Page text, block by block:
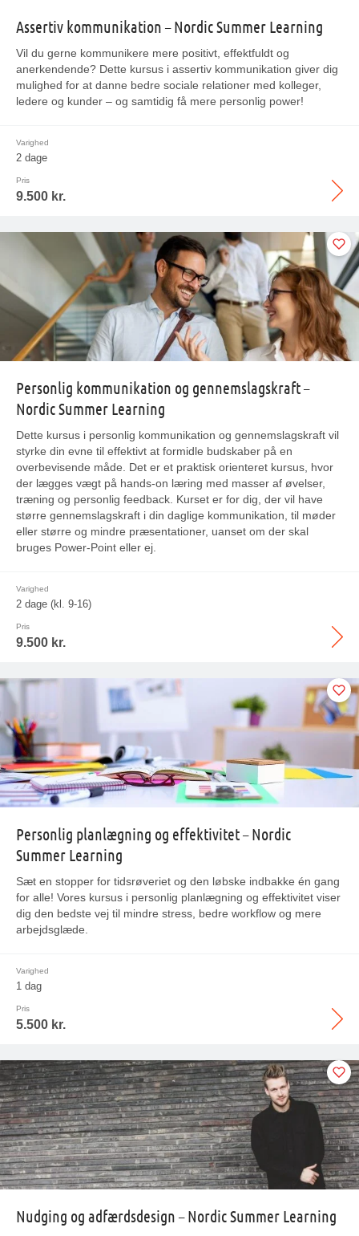
Assertiv kommunikation – Nordic Summer Learning
Vil du gerne kommunikere mere positivt, effektfuldt og
anerkendende? Dette kursus i assertiv kommunikation giver dig
mulighed for at danne bedre sociale relationer med kolleger,
ledere og kunder – og samtidig få mere personlig power!
Varighed
2 dage
Pris
9.500 kr.
Personlig kommunikation og gennemslagskraft –
Nordic Summer Learning
Dette kursus i personlig kommunikation og gennemslagskraft vil
styrke din evne til effektivt at formidle budskaber på en
overbevisende måde. Det er et praktisk orienteret kursus, hvor
der lægges vægt på hands-on læring med masser af øvelser,
træning og personlig feedback. Kurset er for dig, der vil have
større gennemslagskraft i din daglige kommunikation, til møder
eller større og mindre præsentationer, uanset om der skal
bruges Power-Point eller ej.
Varighed
2 dage (kl. 9-16)
Pris
9.500 kr.
Personlig planlægning og effektivitet – Nordic
Summer Learning
Sæt en stopper for tidsrøveriet og den løbske indbakke én gang
for alle! Vores kursus i personlig planlægning og effektivitet viser
dig den bedste vej til mindre stress, bedre workflow og mere
arbejdsglæde.
Varighed
1 dag
Pris
5.500 kr.
Nudging og adfærdsdesign – Nordic Summer Learning